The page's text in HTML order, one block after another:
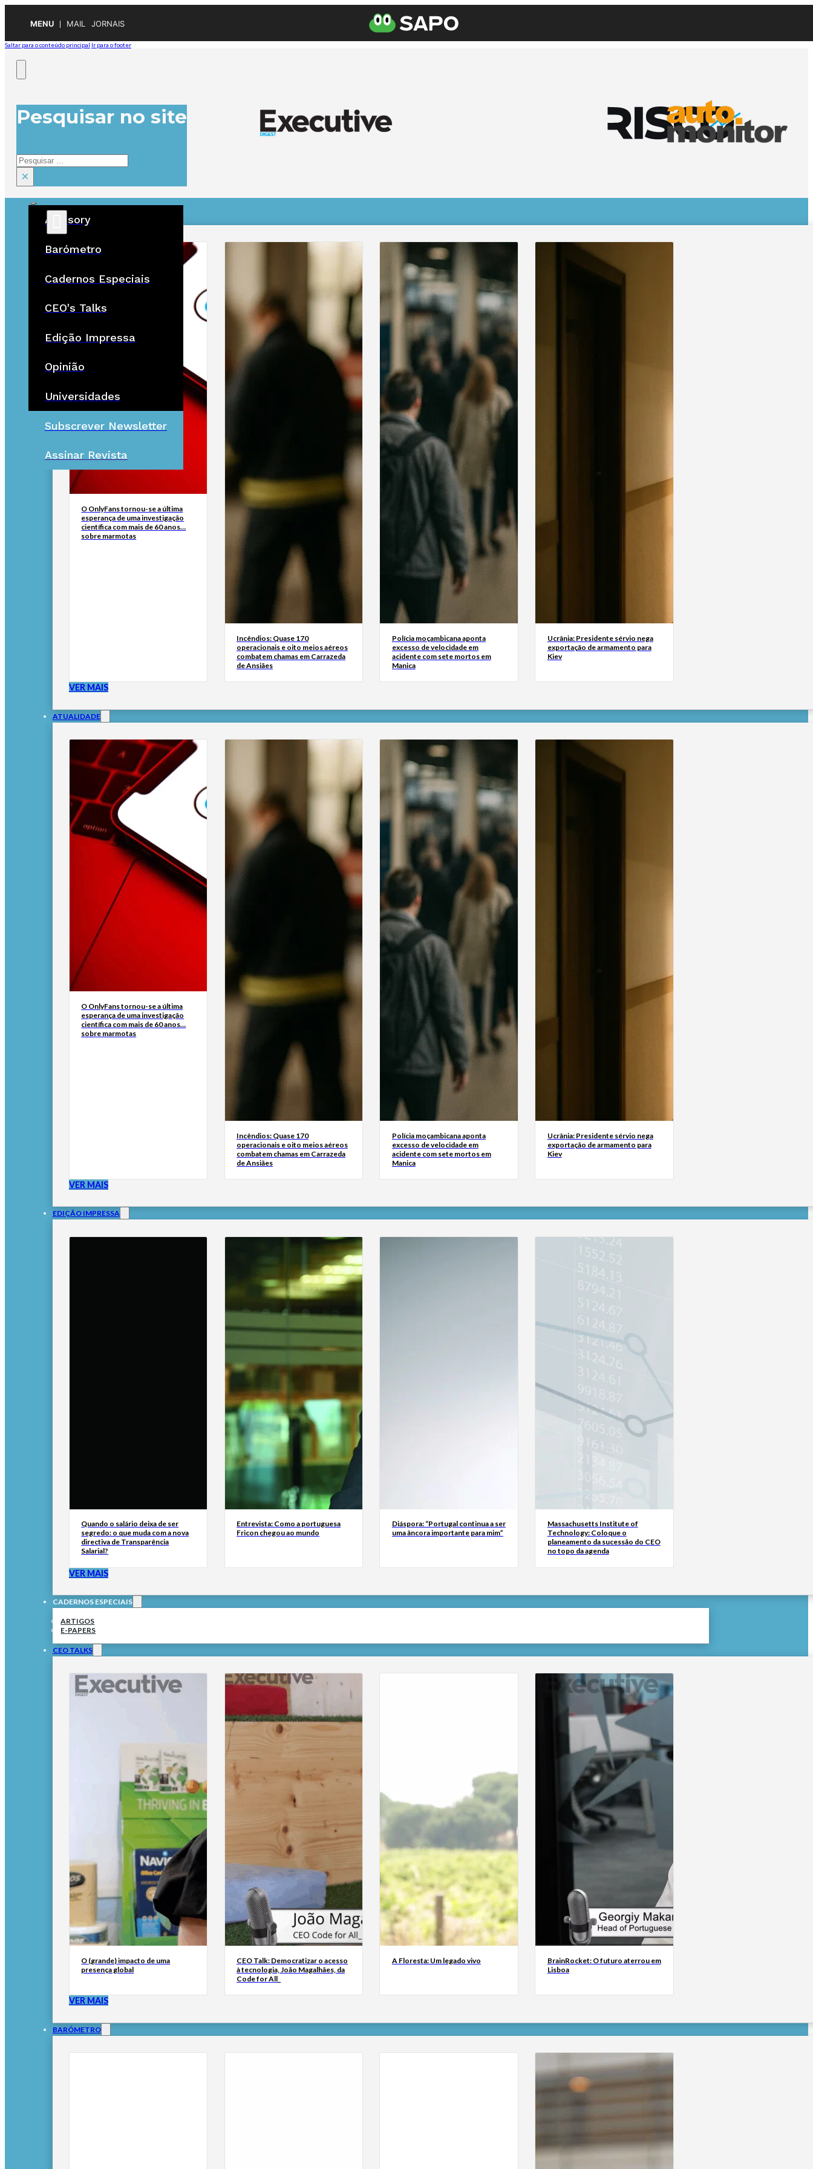
MENU MAIL JORNAIS
Saltar para o conteúdo principal Ir para o footer
Pesquisar no site
Pesquisar
×
Advisory
Barómetro
Cadernos Especiais
CEO's Talks
Edição Impressa
Opinião
Universidades
Subscrever Newsletter
Assinar Revista
ÚLTIMAS
O OnlyFans tornou-se a última
esperança de uma investigação
científica com mais de 60 anos…
sobre marmotas
Incêndios: Quase 170
operacionais e oito meios aéreos
combatem chamas em Carrazeda
de Ansiães
Polícia moçambicana aponta
excesso de velocidade em
acidente com sete mortos em
Manica
Ucrânia: Presidente sérvio nega
exportação de armamento para
Kiev
VER MAIS
ATUALIDADE
O OnlyFans tornou-se a última
esperança de uma investigação
científica com mais de 60 anos…
sobre marmotas
Incêndios: Quase 170
operacionais e oito meios aéreos
combatem chamas em Carrazeda
de Ansiães
Polícia moçambicana aponta
excesso de velocidade em
acidente com sete mortos em
Manica
Ucrânia: Presidente sérvio nega
exportação de armamento para
Kiev
VER MAIS
EDIÇÃO IMPRESSA
Quando o salário deixa de ser
segredo: o que muda com a nova
directiva de Transparência
Salarial?
Entrevista: Como a portuguesa
Fricon chegou ao mundo
Diáspora: “Portugal continua a ser
uma âncora importante para mim”
Massachusetts Institute of
Technology: Coloque o
planeamento da sucessão do CEO
no topo da agenda
VER MAIS
CADERNOS ESPECIAIS
ARTIGOS
E-PAPERS
CEO TALKS
O (grande) impacto de uma
presença global
CEO Talk: Democratizar o acesso
à tecnologia, João Magalhães, da
Code for All_
A Floresta: Um legado vivo
BrainRocket: O futuro aterrou em
Lisboa
VER MAIS
BARÓMETRO